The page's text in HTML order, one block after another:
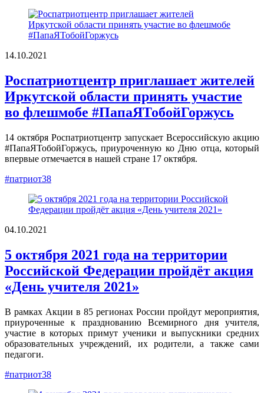
14.10.2021
Роспатриотцентр приглашает жителей
Иркутской области принять участие
во флешмобе #ПапаЯТобойГоржусь
14 октября Роспатриотцентр запускает Всероссийскую акцию
#ПапаЯТобойГоржусь, приуроченную ко Дню отца, который
впервые отмечается в нашей стране 17 октября.
#патриот38
04.10.2021
5 октября 2021 года на территории
Российской Федерации пройдёт акция
«День учителя 2021»
В рамках Акции в 85 регионах России пройдут мероприятия,
приуроченные к празднованию Всемирного дня учителя,
участие в которых примут ученики и выпускники средних
образовательных учреждений, их родители, а также сами
педагоги.
#патриот38